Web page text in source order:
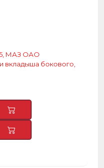
МАЗ ОАО
вкладыша бокового,